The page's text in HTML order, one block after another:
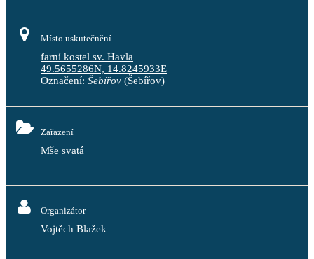
Místo uskutečnění
farní kostel sv. Havla
49.5655286N, 14.8245933E
Označení: Šebířov (Šebířov)
Zařazení
Mše svatá
Organizátor
Vojtěch Blažek